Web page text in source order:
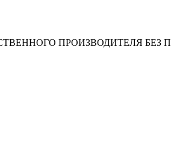
ПРОИЗВОДИТЕЛЯ БЕЗ